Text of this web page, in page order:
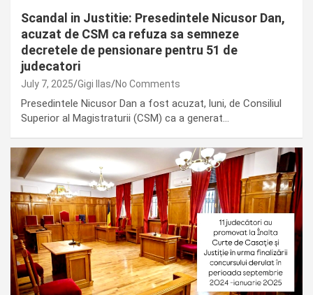
Scandal in Justitie: Presedintele Nicusor Dan,
acuzat de CSM ca refuza sa semneze
decretele de pensionare pentru 51 de
judecatori
July 7, 2025 Gigi Ilas No Comments
Presedintele Nicusor Dan a fost acuzat, luni, de Consiliul
Superior al Magistraturii (CSM) ca a generat…